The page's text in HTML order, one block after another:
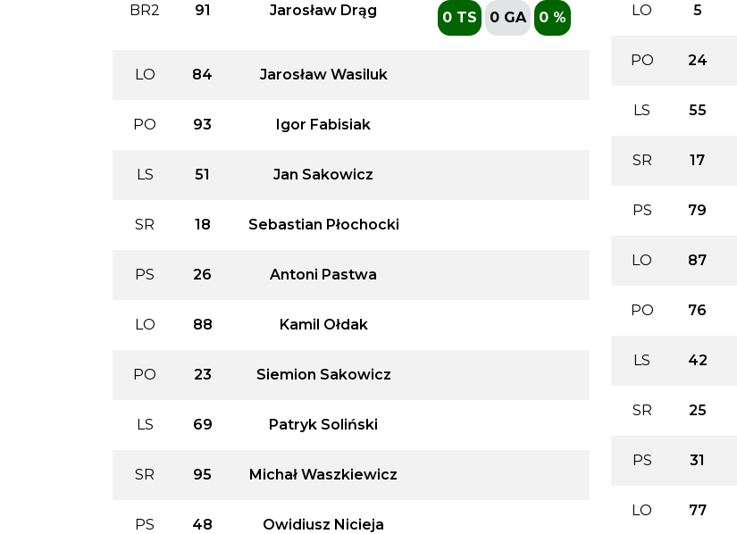
BR2 91 Jarosław Drąg 0 TS 0 GA 0 %
LO 84 Jarosław Wasiluk
PO 93 Igor Fabisiak
LS 51 Jan Sakowicz
SR 18 Sebastian Płochocki
PS 26 Antoni Pastwa
LO 88 Kamil Ołdak
PO 23 Siemion Sakowicz
LS 69 Patryk Soliński
SR 95 Michał Waszkiewicz
PS 48 Owidiusz Nicieja
LO 5
PO 24
LS 55
SR 17
PS 79
LO 87
PO 76
LS 42
SR 25
PS 31
LO 77